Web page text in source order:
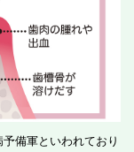
備軍といわれており